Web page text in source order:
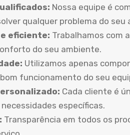
Nossa equipe é
qualquer problema do seu
eficiente: Trabalhamos com
do seu ambiente.
Utilizamos apenas
funcionamento do seu
Cada cliente é
específicas.
Transparência em todos os